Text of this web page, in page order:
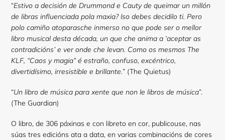
“Estivo a decisión de Drummond e Cauty de queimar un millón
de libras influenciada pola maxia? Iso debes decidilo ti. Pero
polo camiño atoparasche inmerso no que pode ser o mellor
libro musical desta década, un que che anima a ‘aceptar as
contradicións’ e ver onde che levan. Como os mesmos The
KLF, “Caos y magia” é estraño, confuso, excéntrico,
divertidísimo, irresistible e brillante.” (The Quietus)
“Un libro de música para xente que non le libros de música”.
(The Guardian)
O libro, de 306 páxinas e con libreto en cor, publicouse, nas
súas tres edicións ata a data, en varias combinacións de cores